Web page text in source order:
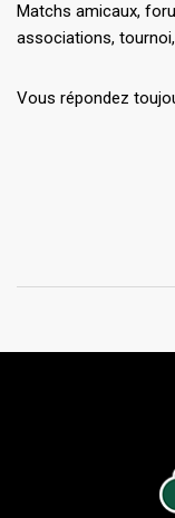
Matchs amicaux,
associations,
Vous répondez